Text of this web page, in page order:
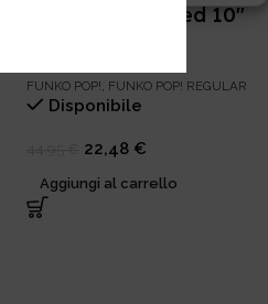
KONG Super Sized 10″
FUNKO POP!, FUNKO POP! REGULAR
Disponibile
22,48 €
Aggiungi al carrello